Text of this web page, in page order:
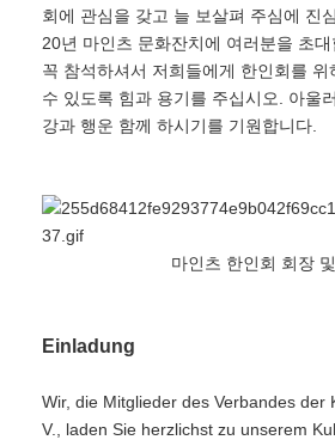
회에 관심을 갖고 늘 보살펴 주심에 진
20년 마인츠 문화잔치에 여러분을 초
꼭 참석하셔서 저희들에게 한인회를
수 있도록 힘과 용기를 주십시오. 아울
강과 행운 함께 하시기를 기원합니다.
마인츠 한인회 회장 및 임
Einladung
Wir, die Mitglieder des Verbandes der
V., laden Sie herzlichst zu unserem